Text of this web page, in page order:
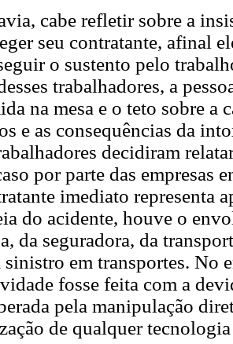
cabe refletir sobre a
seu contratante, afinal
o sustento pelo
trabalhadores, a
na mesa e o teto sobre a
e as consequências da
decidiram
por parte das empresas
imediato representa
do acidente, houve o
da seguradora, da
sinistro em transportes. No
fosse feita com a
pela manipulação
de qualquer tecnologia